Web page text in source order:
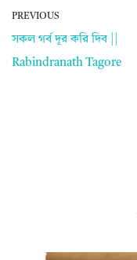
PREVIOUS
সকল গর্ব দূর করি দিব ||
Rabindranath Tagore